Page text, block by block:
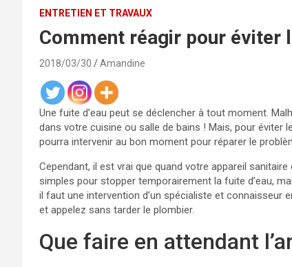
ENTRETIEN ET TRAVAUX
Comment réagir pour éviter
2018/03/30 Amandine
Une fuite d’eau peut se déclencher à tout moment.
dans votre cuisine ou salle de bains ! Mais, pour éviter
pourra intervenir au bon moment pour réparer le
Cependant, il est vrai que quand votre appareil
simples pour stopper temporairement la fuite d’eau,
il faut une intervention d’un spécialiste et connaisseur
et appelez sans tarder le plombier.
Que faire en attendant